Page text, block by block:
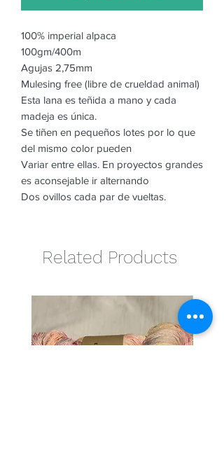
100% imperial alpaca
100gm/400m
Agujas 2,75mm
Mulesing free (libre de crueldad animal)
Esta lana es teñida a mano y cada
madeja es única.
Se tiñen en pequeños lotes por lo que
del mismo color pueden
Variar entre ellas. En proyectos grandes
es aconsejable ir alternando
Dos ovillos cada par de vueltas.
Related Products